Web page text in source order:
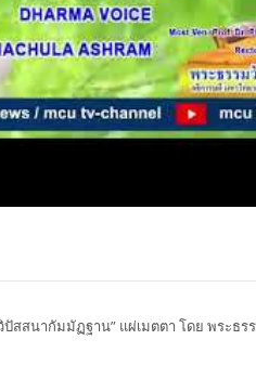
ามยินดี
Ba,
สสนากัมมัฏฐาน” แผ่เมตตา โดย พระธร